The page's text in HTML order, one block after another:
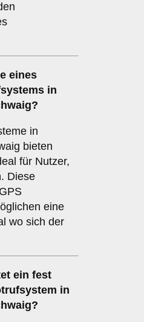
eines
in
in
bieten
für Nutzer,
Diese
eine
wo sich der
ein fest
in